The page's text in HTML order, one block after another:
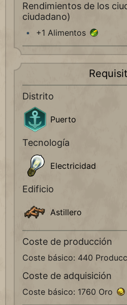
Rendimientos de los
ciudadano)
+1 Alimentos
Distrito
Puerto
Tecnología
Electricidad
Edificio
Astillero
Coste de producción
Coste básico: 440
Coste de adquisición
Coste básico: 1760 Oro